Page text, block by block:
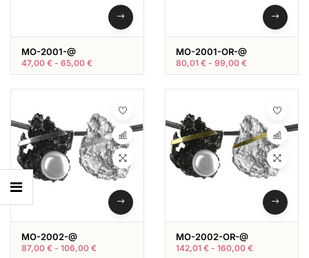
MO-2001-@
47,00 € - 65,00 €
MO-2001-OR-@
80,01 € - 99,00 €
MO-2002-@
87,00 € - 106,00 €
MO-2002-OR-@
142,01 € - 160,00 €